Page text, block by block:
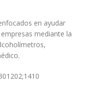
en ayudar
mediante la